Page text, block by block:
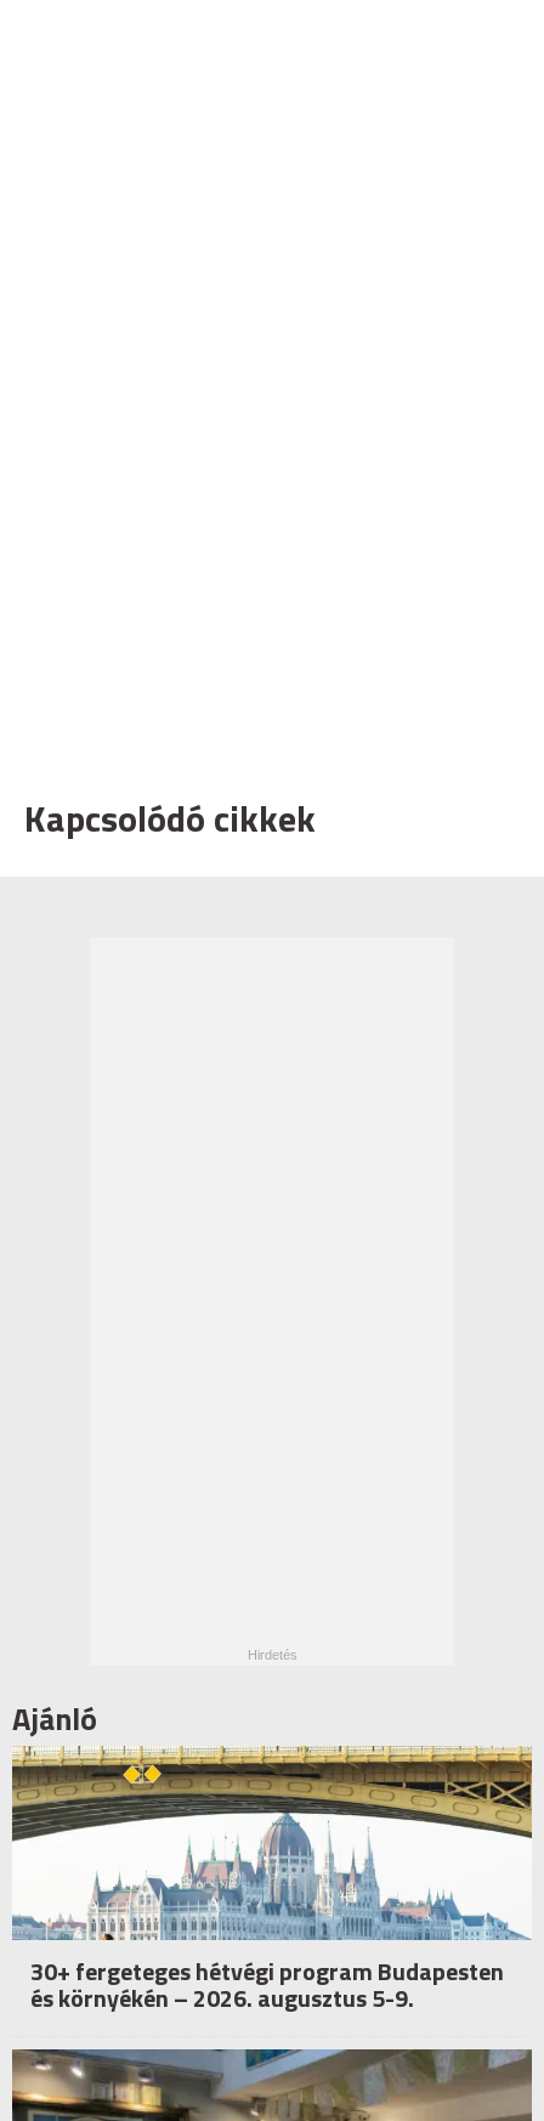
Kapcsolódó cikkek
Ajánló
30+ fergeteges hétvégi program Budapesten
és környékén – 2026. augusztus 5-9.